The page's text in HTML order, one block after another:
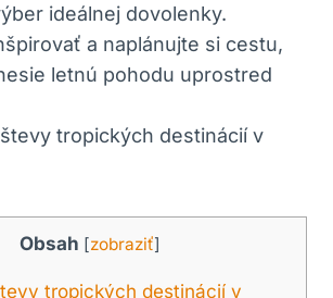
ideálnej dovolenky.
a naplánujte si cestu,
letnú pohodu uprostred
Obsah [zobraziť]
tropických destinácií v